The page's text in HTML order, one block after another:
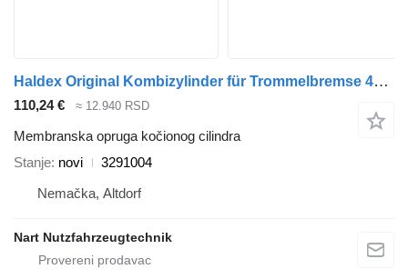
Haldex Original Kombizylinder für Trommelbremse 4945818 3291004 membranska opruga kočionog cilindra za kamiona
110,24 € ≈ 12.940 RSD
Membranska opruga kočionog cilindra
Stanje novi
3291004
Nemačka, Altdorf
Nart Nutzfahrzeugtechnik